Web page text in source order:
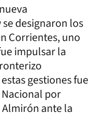
designaron los
Corrientes, uno
impulsar la
gestiones fue
por
ante la